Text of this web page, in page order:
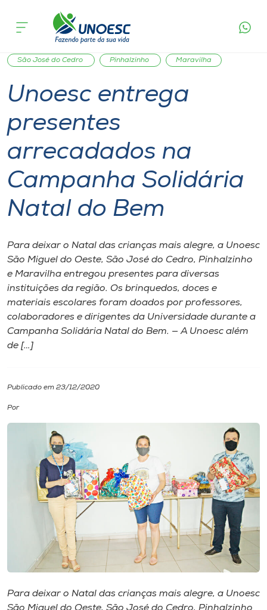
Cursos
Onde estamos
Pesquisa
Atendimento ao Estudante
Portal de Ensino
A
Internacionalização
I.nova
Diplomados
Biblioteca
Editora
Unoesc
Store
acontece
São José do Cedro
Pinhalzinho Maravilha
Unoesc entrega
presentes
arrecadados na
Campanha Solidária
Natal do Bem
Para deixar o Natal das crianças mais alegre, a Unoesc
São Miguel do Oeste, São José do Cedro, Pinhalzinho
e Maravilha entregou presentes para diversas
instituições da região. Os brinquedos, doces e
materiais escolares foram doados por professores,
colaboradores e dirigentes da Universidade durante a
Campanha Solidária Natal do Bem. — A Unoesc além
de […]
Publicado em 23/12/2020
Por
Para deixar o Natal das crianças mais alegre, a Unoesc